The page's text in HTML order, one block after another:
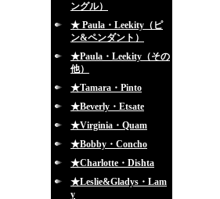
ングル）
★ Paula・Leekity（ピ
ン&ペンダント）
★Paula・Leekity（その
他）
★Tamara・Pinto
★Beverly・Etsate
★Virginia・Quam
★Bobby・Concho
★Charlotte・Dishta
★Leslie&Gladys・Lam
y